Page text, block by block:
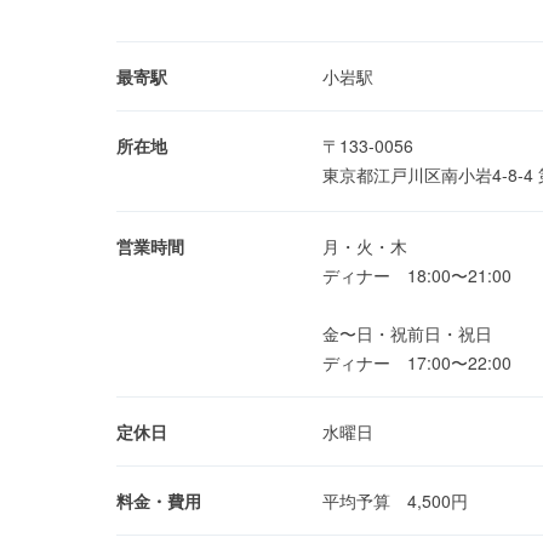
最寄駅 小岩駅
所在地
〒133-0056
東京都江戸川区南小岩4-8-4
営業時間
月・火・木
ディナー 18:00〜21:00
金〜日・祝前日・祝日
ディナー 17:00〜22:00
定休日 水曜日
料金・費用 平均予算 4,500円